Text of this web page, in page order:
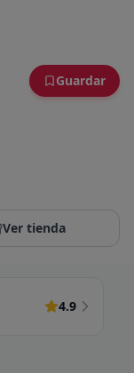
Guardar
Ver tienda
4.9